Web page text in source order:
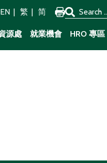
EN 繁 简
Search for:
源處 就業機會 HRO 專區